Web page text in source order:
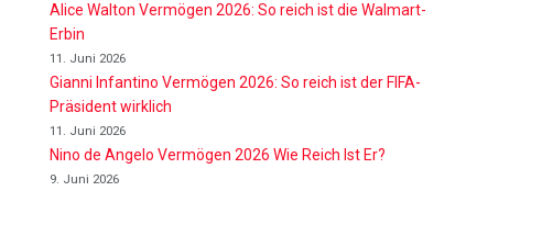
Alice Walton Vermögen 2026: So reich ist die Walmart-
Erbin
11. Juni 2026
Gianni Infantino Vermögen 2026: So reich ist der FIFA-
Präsident wirklich
11. Juni 2026
Nino de Angelo Vermögen 2026 Wie Reich Ist Er?
9. Juni 2026